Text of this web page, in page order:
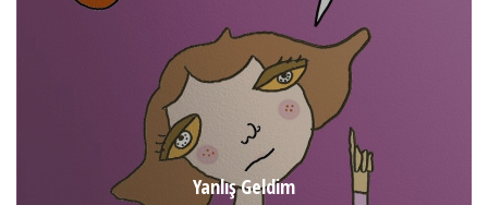
Yanlış Geldim